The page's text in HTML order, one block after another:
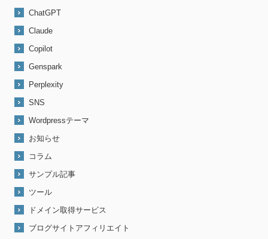
ChatGPT
Claude
Copilot
Genspark
Perplexity
SNS
Wordpressテーマ
お知らせ
コラム
サンプル記事
ツール
ドメイン取得サービス
ブログサイトアフィリエイト